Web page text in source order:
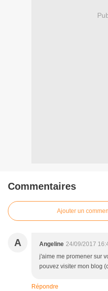
Commentaires
Ajouter un
A Angeline 24/09/2017
j'aime me promener sur
pouvez visiter mon blog
Répondre